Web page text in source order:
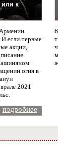
к
И если первые
акции,
огня в
2021
подробнее